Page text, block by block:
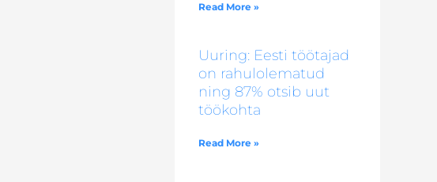
Read More »
Uuring: Eesti töötajad
on rahulolematud
ning 87% otsib uut
töökohta
Read More »